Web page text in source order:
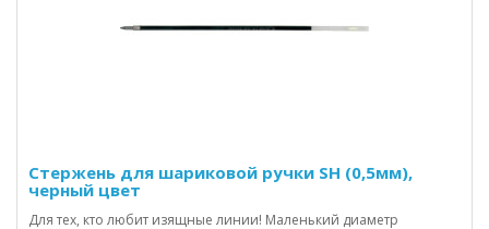
Стержень для шариковой ручки SН (0,5мм),
черный цвет
Для тех, кто любит изящные линии! Маленький диаметр